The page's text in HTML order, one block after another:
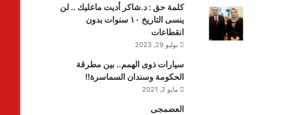
كلمة حق : د.شاكر أديت ماعليك .. لن
ينسى التاريخ ١٠ سنوات بدون
انقطاعات
يوليو 29, 2023
سيارات ذوى الهمم.. بين مطرقة
الحكومة وسندان السماسرة!!
مايو 2, 2021
العضمجى